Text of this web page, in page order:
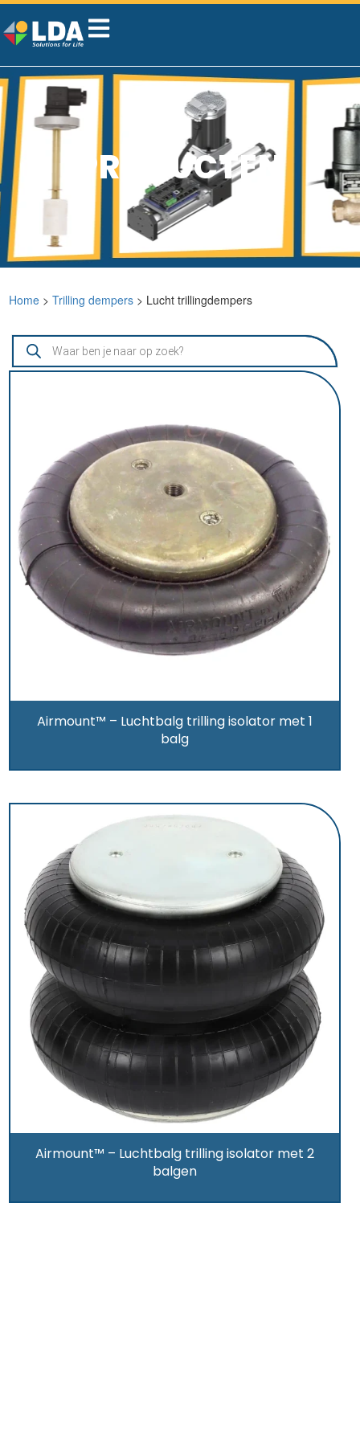
PRODUCTEN
Home> Trilling dempers> Lucht trillingdempers
Airmount™ – Luchtbalg trilling isolator met 1
balg
Airmount™ – Luchtbalg trilling isolator met 2
balgen